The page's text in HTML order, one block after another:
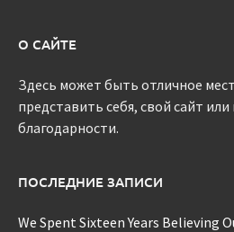
О САЙТЕ
Здесь может быть отличное
представить себя, свой сайт
благодарности.
ПОСЛЕДНИЕ ЗАПИСИ
We Spent Sixteen Years Believing